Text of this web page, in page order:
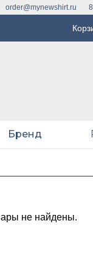
order@mynewshirt.ru
Бренд
не найдены.